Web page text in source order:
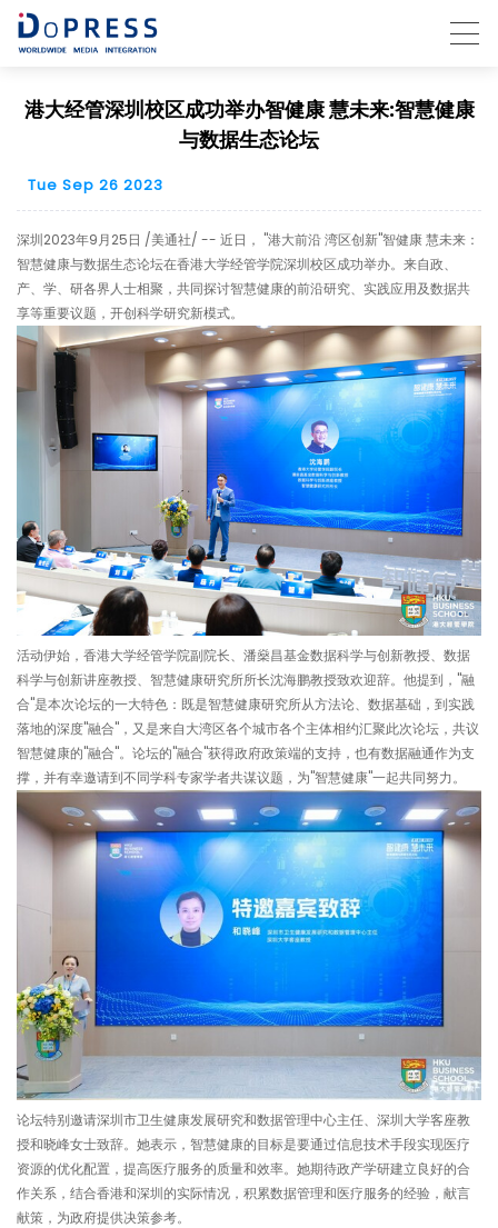
港大经管深圳校区成功举办智健康 慧未来:智慧健康
与数据生态论坛
Tue Sep 26 2023
深圳2023年9月25日 /美通社/ -- 近日， "港大前沿 湾区创新"智健康 慧未来：
智慧健康与数据生态论坛在香港大学经管学院深圳校区成功举办。来自政、
产、学、研各界人士相聚，共同探讨智慧健康的前沿研究、实践应用及数据共
享等重要议题，开创科学研究新模式。
活动伊始，香港大学经管学院副院长、潘燊昌基金数据科学与创新教授、数据
科学与创新讲座教授、智慧健康研究所所长沈海鹏教授致欢迎辞。他提到，"融
合"是本次论坛的一大特色：既是智慧健康研究所从方法论、数据基础，到实践
落地的深度"融合"，又是来自大湾区各个城市各个主体相约汇聚此次论坛，共议
智慧健康的"融合"。论坛的"融合"获得政府政策端的支持，也有数据融通作为支
撑，并有幸邀请到不同学科专家学者共谋议题，为"智慧健康"一起共同努力。
论坛特别邀请深圳市卫生健康发展研究和数据管理中心主任、深圳大学客座教
授和晓峰女士致辞。她表示，智慧健康的目标是要通过信息技术手段实现医疗
资源的优化配置，提高医疗服务的质量和效率。她期待政产学研建立良好的合
作关系，结合香港和深圳的实际情况，积累数据管理和医疗服务的经验，献言
献策，为政府提供决策参考。